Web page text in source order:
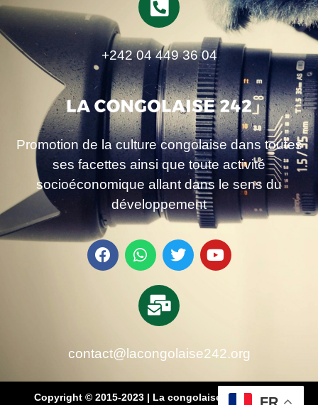
+242 04 449 36 04
Promotion de la culture congolaise dans toutes
ses facettes ainsi que toute activité
socioéconomique allant dans le sens du
développement
contact@lacongolaise242.org
Copyright © 2015-2023 | La congolaise 242 – média